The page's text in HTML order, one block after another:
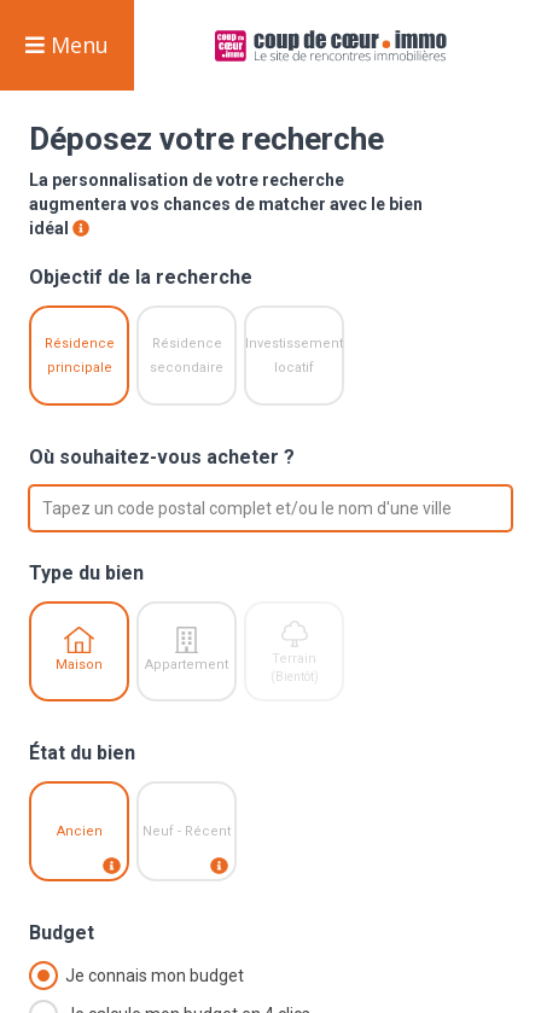
Menu
Déposez votre recherche
La personnalisation de votre recherche
augmentera vos chances de matcher avec le bien
idéal
Objectif de la recherche
Résidence
principale
Résidence
secondaire
Investissement
locatif
Où souhaitez-vous acheter ?
option , selected. Select is focused ,type to refine list, press Down
Tapez un code postal complet et/ou le nom d'une ville
Type du bien
Maison Appartement Terrain
(Bientôt)
État du bien
Ancien Neuf - Récent
Budget
Je connais mon budget